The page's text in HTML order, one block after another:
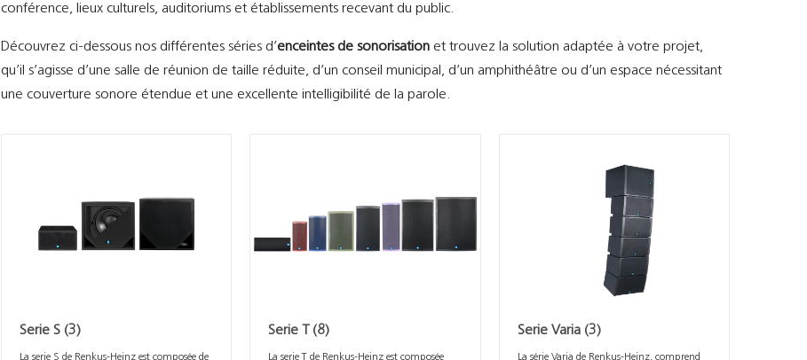
conférence, lieux culturels, auditoriums et établissements recevant du public.
Découvrez ci-dessous nos différentes séries d’enceintes de sonorisation et trouvez la solution adaptée à votre projet,
qu’il s’agisse d’une salle de réunion de taille réduite, d’un conseil municipal, d’un amphithéâtre ou d’un espace nécessitant
une couverture sonore étendue et une excellente intelligibilité de la parole.
Serie S (3)
La serie S de Renkus-Heinz est composée de
Serie T (8)
La serie T de Renkus-Heinz est composée
Serie Varia (3)
La série Varia de Renkus-Heinz, comprend